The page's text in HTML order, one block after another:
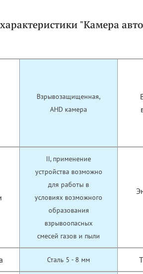
"Камера
Взрывозащищенная,
AHD камера
II, применение
устройства возможно
для работы в
условиях возможного
образования
взрывоопасных
смесей газов и пыли
Сталь 5 - 8 мм